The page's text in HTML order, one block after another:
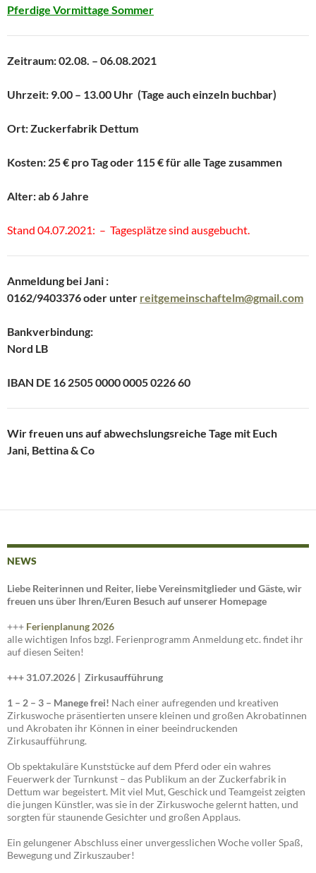
Pferdige Vormittage Sommer
Zeitraum: 02.08. – 06.08.2021
Uhrzeit: 9.00 – 13.00 Uhr (Tage auch einzeln buchbar)
Ort: Zuckerfabrik Dettum
Kosten: 25 € pro Tag oder 115 € für alle Tage zusammen
Alter: ab 6 Jahre
Stand 04.07.2021: – Tagesplätze sind ausgebucht.
Anmeldung bei Jani :
0162/9403376 oder unter reitgemeinschaftelm@gmail.com
Bankverbindung:
Nord LB
IBAN DE 16 2505 0000 0005 0226 60
Wir freuen uns auf abwechslungsreiche Tage mit Euch
Jani, Bettina & Co
NEWS
Liebe Reiterinnen und Reiter, liebe Vereinsmitglieder und Gäste, wir
freuen uns über Ihren/Euren Besuch auf unserer Homepage
+++ Ferienplanung 2026
alle wichtigen Infos bzgl. Ferienprogramm Anmeldung etc. findet ihr
auf diesen Seiten!
+++ 31.07.2026 | Zirkusaufführung
1 – 2 – 3 – Manege frei! Nach einer aufregenden und kreativen
Zirkuswoche präsentierten unsere kleinen und großen Akrobatinnen
und Akrobaten ihr Können in einer beeindruckenden
Zirkusaufführung.
Ob spektakuläre Kunststücke auf dem Pferd oder ein wahres
Feuerwerk der Turnkunst – das Publikum an der Zuckerfabrik in
Dettum war begeistert. Mit viel Mut, Geschick und Teamgeist zeigten
die jungen Künstler, was sie in der Zirkuswoche gelernt hatten, und
sorgten für staunende Gesichter und großen Applaus.
Ein gelungener Abschluss einer unvergesslichen Woche voller Spaß,
Bewegung und Zirkuszauber!